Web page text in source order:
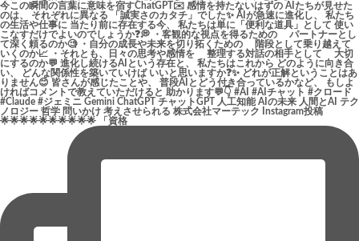
🌟🌟🌟🌟🌟🌟🌟🌟🌟🌟 「資格